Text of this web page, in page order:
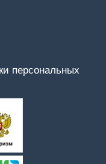
персональных